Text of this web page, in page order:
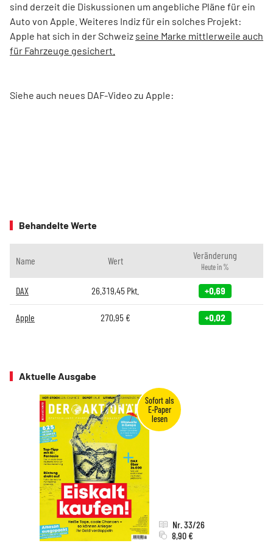
sind derzeit die Diskussionen um angebliche Pläne für ein
Auto von Apple. Weiteres Indiz für ein solches Projekt:
Apple hat sich in der Schweiz seine Marke mittlerweile auch
für Fahrzeuge gesichert.
Siehe auch neues DAF-Video zu Apple:
Behandelte Werte
Name Wert Veränderung
Heute in %
DAX 26.319,45 Pkt. +0,69
Apple 270,95€ +0,02
Aktuelle Ausgabe
Nr. 33/26
8,90 €